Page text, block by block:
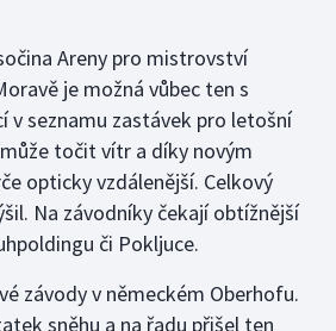
Areny pro mistrovství
je možná vůbec ten s
v seznamu zastávek pro letošní
točit vítr a díky novým
opticky vzdálenější. Celkový
Na závodníky čekají obtížnější
či Pokljuce.
závody v německém Oberhofu.
sněhu a na řadu přišel ten